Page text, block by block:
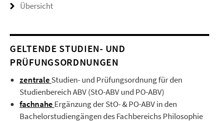
Übersicht
GELTENDE STUDIEN- UND
PRÜFUNGSORDNUNGEN
zentrale Studien- und Prüfungsordnung für den
Studienbereich ABV (StO-ABV und PO-ABV)
fachnahe Ergänzung der StO- & PO-ABV in den
Bachelorstudiengängen des Fachbereichs Philosophie